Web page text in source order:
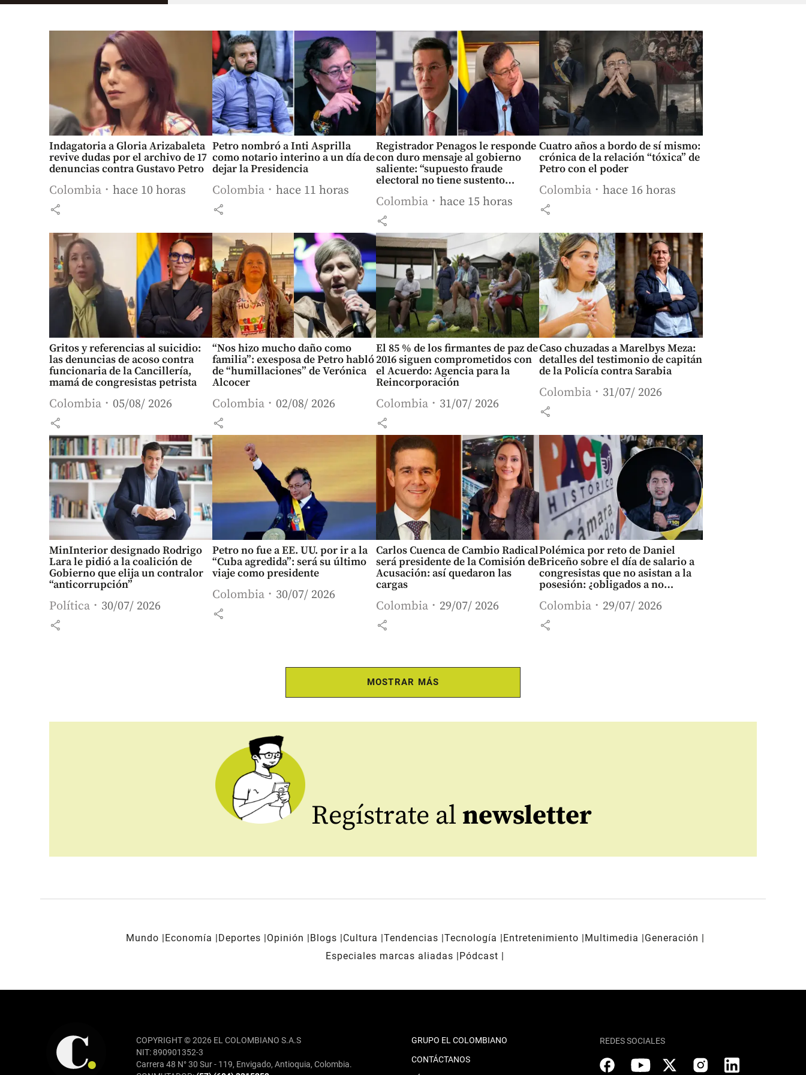
Indagatoria a Gloria Arizabaleta
revive dudas por el archivo de 17
denuncias contra Gustavo Petro
Colombia hace 10 horas
share
Petro nombró a Inti Asprilla
como notario interino a un día de
dejar la Presidencia
Colombia hace 11 horas
share
Registrador Penagos le responde
con duro mensaje al gobierno
saliente: “supuesto fraude
electoral no tiene sustento
Colombia hace 15 horas
share
Cuatro años a bordo de sí mismo:
crónica de la relación “tóxica” de
Petro con el poder
Colombia hace 16 horas
share
Gritos y referencias al suicidio:
las denuncias de acoso contra
funcionaria de la Cancillería,
mamá de congresistas petrista
Colombia 05/08/ 2026
share
“Nos hizo mucho daño como
familia”: exesposa de Petro habló
de “humillaciones” de Verónica
Alcocer
Colombia 02/08/ 2026
share
El 85 % de los firmantes de paz de
2016 siguen comprometidos con
el Acuerdo: Agencia para la
Reincorporación
Colombia 31/07/ 2026
share
Caso chuzadas a Marelbys Meza:
detalles del testimonio de capitán
de la Policía contra Sarabia
Colombia 31/07/ 2026
share
MinInterior designado Rodrigo
Lara le pidió a la coalición de
Gobierno que elija un contralor
“anticorrupción”
Política 30/07/ 2026
share
Petro no fue a EE. UU. por ir a la
“Cuba agredida”: será su último
viaje como presidente
Colombia 30/07/ 2026
share
Carlos Cuenca de Cambio Radical
será presidente de la Comisión de
Acusación: así quedaron las
cargas
Colombia 29/07/ 2026
share
Polémica por reto de Daniel
Briceño sobre el día de salario a
congresistas que no asistan a la
posesión: ¿obligados a no
Colombia 29/07/ 2026
share
MOSTRAR MÁS
Regístrate al newsletter
Mundo Economía Deportes Opinión Blogs Cultura Tendencias Tecnología Entretenimiento Multimedia
Generación
Especiales marcas aliadas
Pódcast
COPYRIGHT © 2026 EL COLOMBIANO S.A.S
NIT: 890901352-3
Carrera 48 N° 30 Sur - 119, Envigado, Antioquia, Colombia.
GRUPO EL COLOMBIANO
CONTÁCTANOS
REDES SOCIALES